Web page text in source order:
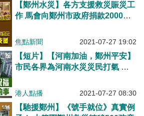
【鄭州水災】各方支援救災賑災工
作 馬會向鄭州市政府捐款2000萬
焦點新聞 2021-07-27 19:02
【短片】【河南加油，鄭州平安】
市民各界為河南水災災民打氣 鄭
麗娟：災難見到人性珍貴 尹先
們都會做﹗
港人點播 2021-07-27 08:30
【馳援鄭州】《號手就位》真實例